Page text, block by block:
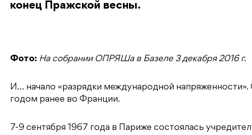
конец Пражской весны.
Фото: На собрании ОПРЯШа в Базеле 3 декабря 2016 г.
И… начало «разрядки международной
годом ранее во Франции.
7-9 сентября 1967 года в Париже состоялась